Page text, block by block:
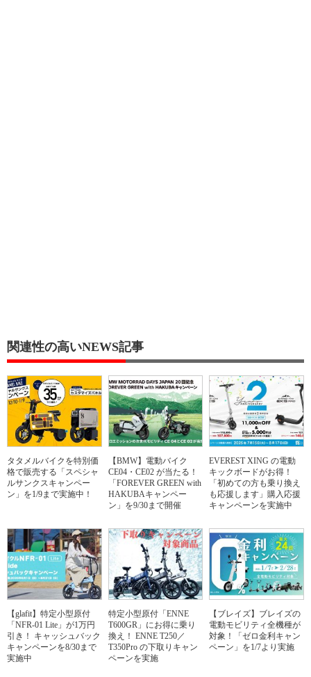
関連性の高いNEWS記事
タタメルバイクを特別価
格で販売する「スペシャ
ルサンクスキャンペー
ン」を1/9まで実施中！
【BMW】電動バイク
CE04・CE02 が当たる！
「FOREVER GREEN with
HAKUBAキャンペー
ン」を9/30まで開催
EVEREST XING の電動
キックボードがお得！
「初めての方も乗り換え
も応援します」購入応援
キャンペーンを実施中
【glafit】特定小型原付
「NFR-01 Lite」が1万円
引き！ キャッシュバック
キャンペーンを8/30まで
実施中
特定小型原付「ENNE
T600GR」にお得に乗り
換え！ ENNE T250／
T350Pro の下取りキャン
ペーンを実施
【ブレイズ】ブレイズの
電動モビリティ全機種が
対象！「ゼロ金利キャン
ペーン」を1/7より実施